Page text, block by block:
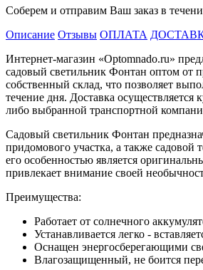
Соберем и отправим Ваш заказ в
Описание Отзывы ОПЛАТА
Интернет-магазин «Optomnado.ru»
садовый светильник Фонтан оптом от
собственный склад, что позволяет
течение дня. Доставка осуществляется
либо выбранной транспортной
Садовый светильник Фонтан
придомового участка, а также садовой
его особенностью является
привлекает внимание своей
Преимущества:
Работает от солнечного
Устанавливается легко -
Оснащен энергосберегающими
Влагозащищенный, не боится